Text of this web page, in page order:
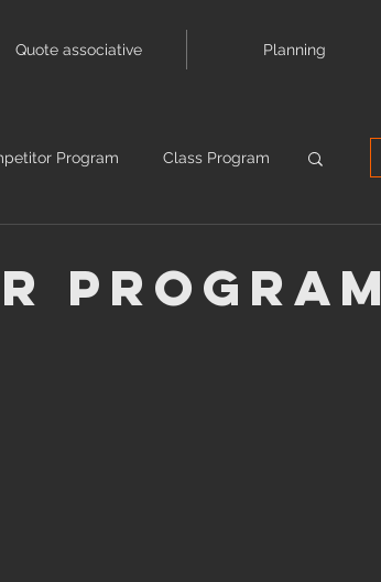
Quote associative Planning
Program Class Program
Program